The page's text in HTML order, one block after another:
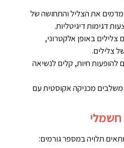
מדמים את הצליל והתחושה של
דגימות דיגיטליות.
צלילים באופן אלקטרוני,
צלילים.
להופעות חיות, קלים לנשיאה
משלבים מכניקה אקוסטית עם
חשמלי
תלויה במספר גורמים: